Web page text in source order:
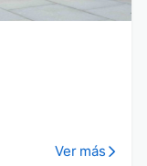
Ver más